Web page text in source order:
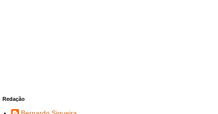
Redação